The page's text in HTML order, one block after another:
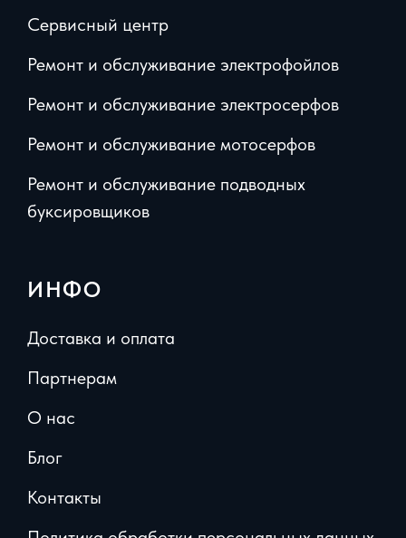
Сервисный центр
Ремонт и обслуживание электрофойлов
Ремонт и обслуживание электросерфов
Ремонт и обслуживание мотосерфов
Ремонт и обслуживание подводных
буксировщиков
ИНФО
Доставка и оплата
Партнерам
О нас
Блог
Контакты